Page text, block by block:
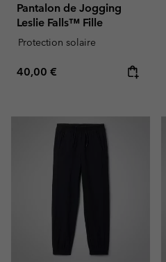
Pantalon de Jogging
Leslie Falls™ Fille
Protection solaire
Regular price:
40,00 €